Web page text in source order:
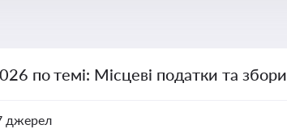
по темі: Місцеві податки та збори
джерел